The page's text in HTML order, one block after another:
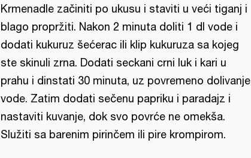
Krmenadle začiniti po ukusu i staviti u veći tiganj i
blago propržiti. Nakon 2 minuta doliti 1 dl vode i
dodati kukuruz šećerac ili klip kukuruza sa kojeg
ste skinuli zrna. Dodati seckani crni luk i kari u
prahu i dinstati 30 minuta, uz povremeno dolivanje
vode. Zatim dodati sečenu papriku i paradajz i
nastaviti kuvanje, dok svo povrće ne omekša.
Služiti sa barenim pirinčem ili pire krompirom.